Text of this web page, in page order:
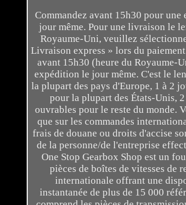
Commandez avant 15h30 pour une
jour même. Pour une livraison le
Royaume-Uni, veuillez
Livraison express » lors du
avant 15h30 (heure du Royaume-
expédition le jour même. C'est le
la plupart des pays d'Europe, 1 à 2
pour la plupart des États-Unis,
ouvrables pour le reste du monde.
que sur les commandes
frais de douane ou droits d'accise
de la personne/de l'entreprise
One Stop Gearbox Shop est un
pièces de boîtes de vitesses de
internationale offrant une
instantanée de plus de 15 000